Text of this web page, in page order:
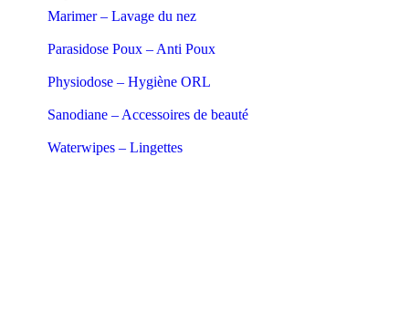
Marimer – Lavage du nez
Parasidose Poux – Anti Poux
Physiodose – Hygiène ORL
Sanodiane – Accessoires de beauté
Waterwipes – Lingettes